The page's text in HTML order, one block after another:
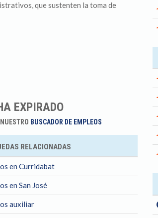
que sustenten la toma de
EXPIRADO
BUSCADOR DE EMPLEOS
RELACIONADAS
en Curridabat
en San José
auxiliar